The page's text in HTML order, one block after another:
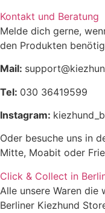
Kontakt und Beratung
Melde dich gerne,
den Produkten
Mail:
Tel: 030 36419599
Instagram:
Oder besuche uns in
Mitte, Moabit oder
Click & Collect in
Alle unsere Waren die
Berliner Kiezhund